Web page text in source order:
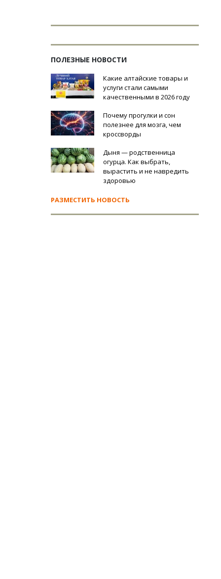
ПОЛЕЗНЫЕ НОВОСТИ
Какие алтайские товары и
услуги стали самыми
качественными в 2026 году
Почему прогулки и сон
полезнее для мозга, чем
кроссворды
Дыня — родственница
огурца. Как выбрать,
вырастить и не навредить
здоровью
РАЗМЕСТИТЬ НОВОСТЬ